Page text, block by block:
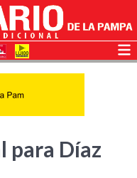
para Díaz